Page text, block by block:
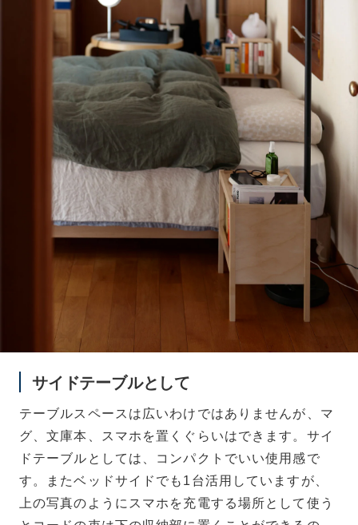
サイドテーブルとして
テーブルスペースは広いわけではありませんが、マ
グ、文庫本、スマホを置くぐらいはできます。サイ
ドテーブルとしては、コンパクトでいい使用感で
す。またベッドサイドでも1台活用していますが、
上の写真のようにスマホを充電する場所として使う